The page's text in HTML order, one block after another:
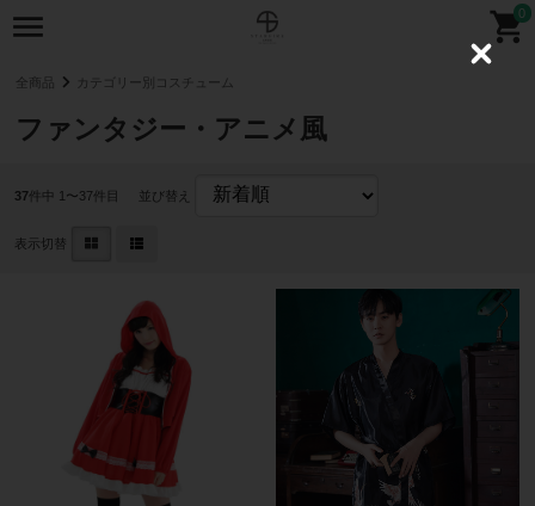
0
全商品 カテゴリー別コスチューム
ファンタジー・アニメ風
37件中 1〜37件目 並び替え
表示切替
C